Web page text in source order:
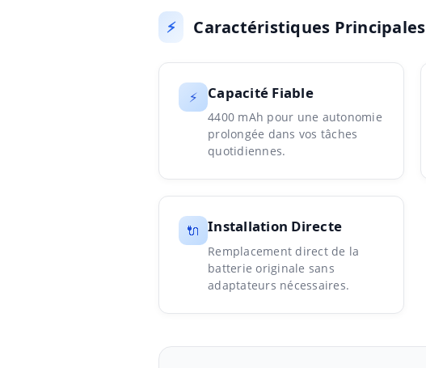
⚡ Caractéristiques Principales
⚡ Capacité Fiable
4400 mAh pour une autonomie
prolongée dans vos tâches
quotidiennes.
🔌 Installation Directe
Remplacement direct de la
batterie originale sans
adaptateurs nécessaires.